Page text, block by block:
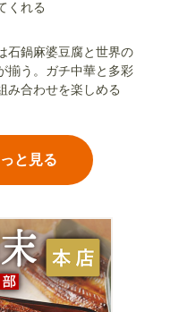
くれる
石鍋麻婆豆腐と世界の
揃う。ガチ中華と多彩
み合わせを楽しめる
と見る